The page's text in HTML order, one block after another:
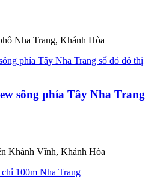
Nha Trang, Khánh Hòa
sông phía Tây Nha Trang
Khánh Vĩnh, Khánh Hòa